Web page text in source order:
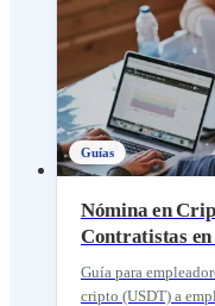
Guías
Nómina en
Contratistas en
Guía para
cripto (USDT) a